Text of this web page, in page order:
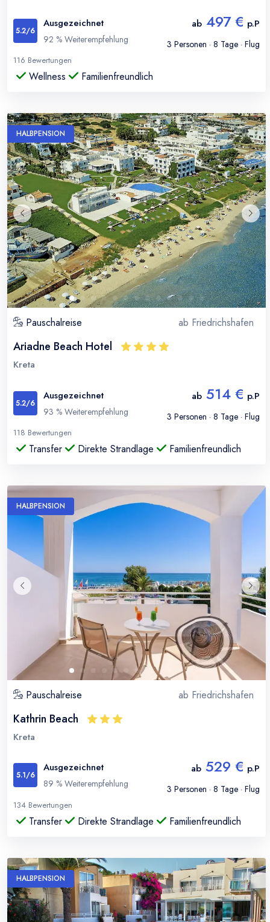
5.2/6
Ausgezeichnet
92 % Weiterempfehlung
ab 497 € p.P
3 Personen · 8 Tage · Flug
116 Bewertungen
Wellness Familienfreundlich
Pauschalreise ab Friedrichshafen
HALBPENSION
Ariadne Beach Hotel
Kreta
5.2/6
Ausgezeichnet
93 % Weiterempfehlung
ab 514 € p.P
3 Personen · 8 Tage · Flug
118 Bewertungen
Transfer Direkte Strandlage Familienfreundlich
Pauschalreise ab Friedrichshafen
HALBPENSION
Kathrin Beach
Kreta
5.1/6
Ausgezeichnet
89 % Weiterempfehlung
ab 529 € p.P
3 Personen · 8 Tage · Flug
134 Bewertungen
Transfer Direkte Strandlage Familienfreundlich
HALBPENSION